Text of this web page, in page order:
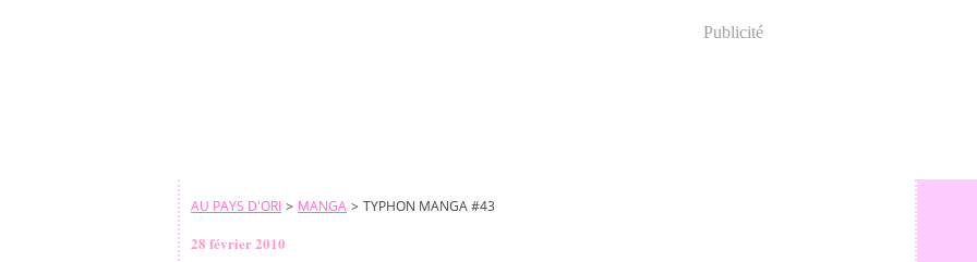
Publicité
AU PAYS D'ORI > MANGA > TYPHON MANGA #43
28 février 2010